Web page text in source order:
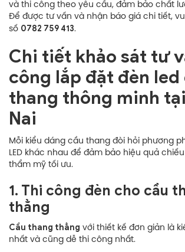
và thi công theo yêu cầu, đảm bảo chất
Để được tư vấn và nhận báo giá chi tiết,
số 0782 759 413.
Chi tiết khảo sát tư
công lắp đặt đèn led
thang thông minh
Nai
Mỗi kiểu dáng cầu thang đòi hỏi phương
LED khác nhau để đảm bảo hiệu quả
thẩm mỹ tối ưu.
1. Thi công đèn cho cầu
thẳng
Cầu thang thẳng với thiết kế đơn giản là
nhất và cũng dễ thi công nhất.